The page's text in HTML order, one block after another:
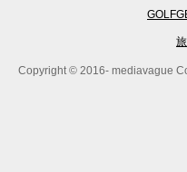
Copyright © 2016- mediavague